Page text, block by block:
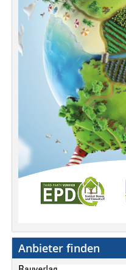
Anbieter finden